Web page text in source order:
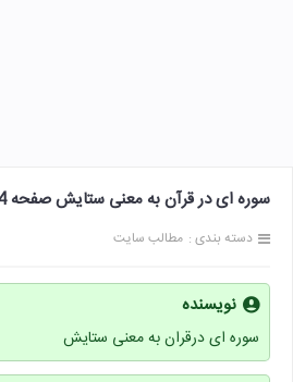
سوره ای در قرآن به معنی ستایش صفحه 74 کتاب نگارش ششم
دسته بندی : مطالب سایت
نویسنده
سوره ای درقران به معنی ستایش